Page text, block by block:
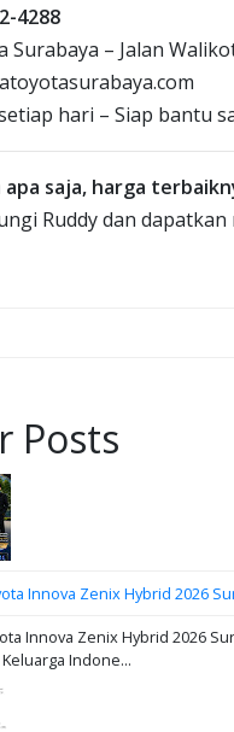
4288
Surabaya – Jalan
hari – Siap bantu
saja, harga
Ruddy dan
Posts
Innova Zenix Hybrid 2026
Innova Zenix Hybrid 2026
Indone...